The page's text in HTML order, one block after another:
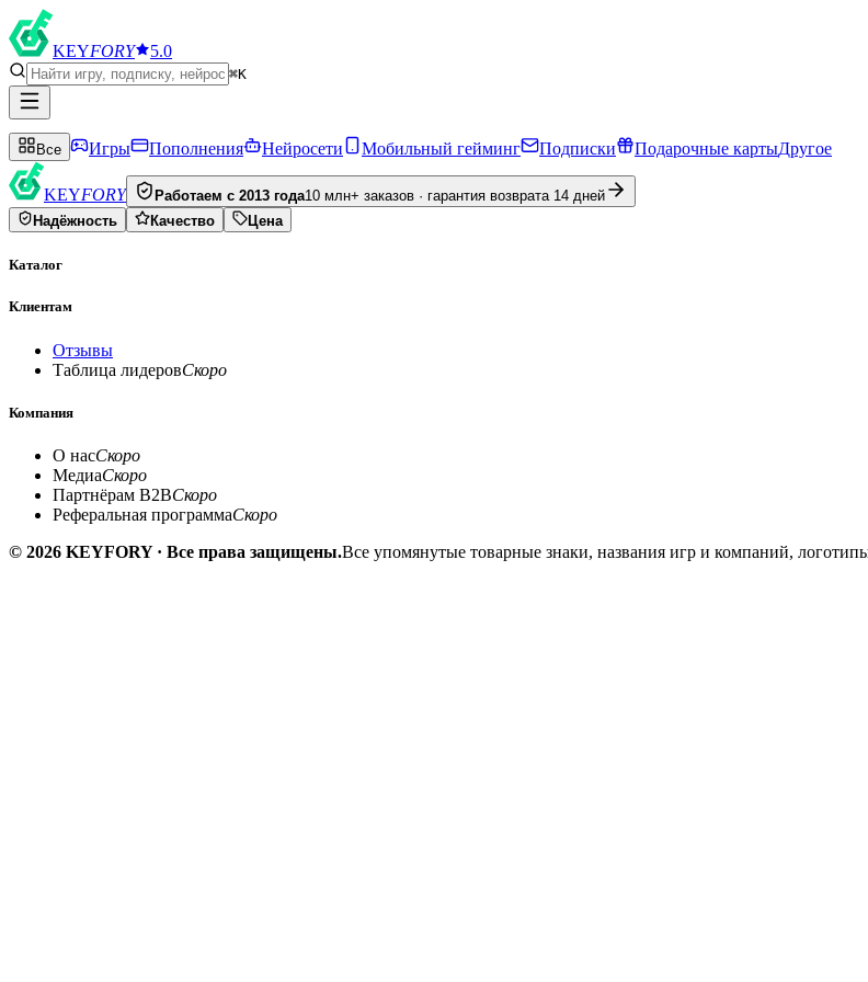
KEYFORY 5.0
⌘K
Все Игры Пополнения Нейросети Мобильный гейминг Подписки Подарочные картыДругое
KEYFORY Работаем с 2013 года10 млн+ заказов · гарантия возврата 14 дней
Надёжность
Качество Цена
Каталог
Клиентам
Отзывы
Таблица лидеровСкоро
Компания
О насСкоро
МедиаСкоро
Партнёрам B2BСкоро
Реферальная программаСкоро
© 2026 KEYFORY · Все права защищены.Все упомянутые товарные знаки, названия игр и компаний,